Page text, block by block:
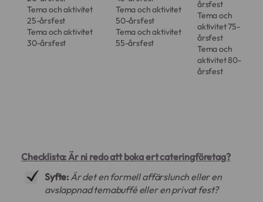
En kock på plats kan göra justeringar i
realtid med en expertis som en
färdigpackad låda aldrig kan match
Tema och aktivitet
25-årsfest
Tema och aktivitet
30-årsfest
Tema och aktivitet
50-årsfest
Tema och aktivitet
55-årsfest
årsfest
Tema och
aktivitet 75-
årsfest
Tema och
aktivitet 80-
årsfest
Checklista: Är ni redo att boka ert cateringföretag?
Syfte: Är det en formell affärslunch eller en
avslappnad temabuffé eller en privat fest?